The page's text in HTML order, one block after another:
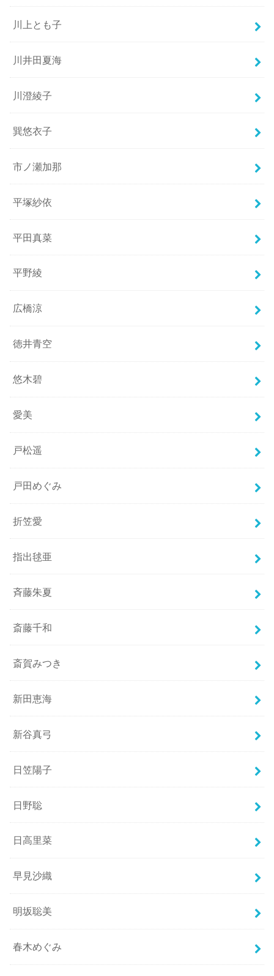
川上とも子
川井田夏海
川澄綾子
巽悠衣子
市ノ瀬加那
平塚紗依
平田真菜
平野綾
広橋涼
徳井青空
悠木碧
愛美
戸松遥
戸田めぐみ
折笠愛
指出毬亜
斉藤朱夏
斎藤千和
斎賀みつき
新田恵海
新谷真弓
日笠陽子
日野聡
日高里菜
早見沙織
明坂聡美
春木めぐみ